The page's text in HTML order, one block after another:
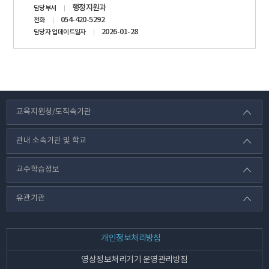
담당부서 행정지원과
전화 054-420-5292
담당자 업데이트일자 2026-01-28
교육지원청/도직속기관
관내 소속기관 및 학교
교수학습정보
유관기관
개인정보처리방침
영상정보처리기기 운영관리방침